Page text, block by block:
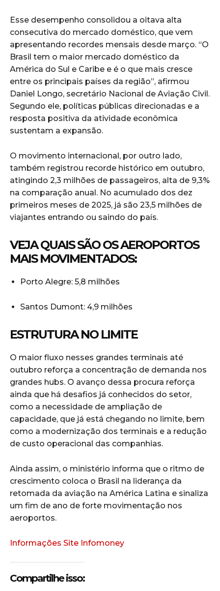
Esse desempenho consolidou a oitava alta
consecutiva do mercado doméstico, que vem
apresentando recordes mensais desde março. “O
Brasil tem o maior mercado doméstico da
América do Sul e Caribe e é o que mais cresce
entre os principais países da região”, afirmou
Daniel Longo, secretário Nacional de Aviação Civil.
Segundo ele, políticas públicas direcionadas e a
resposta positiva da atividade econômica
sustentam a expansão.
O movimento internacional, por outro lado,
também registrou recorde histórico em outubro,
atingindo 2,3 milhões de passageiros, alta de 9,3%
na comparação anual. No acumulado dos dez
primeiros meses de 2025, já são 23,5 milhões de
viajantes entrando ou saindo do país.
VEJA QUAIS SÃO OS AEROPORTOS
MAIS MOVIMENTADOS:
Porto Alegre: 5,8 milhões
Santos Dumont: 4,9 milhões
ESTRUTURA NO LIMITE
O maior fluxo nesses grandes terminais até
outubro reforça a concentração de demanda nos
grandes hubs. O avanço dessa procura reforça
ainda que há desafios já conhecidos do setor,
como a necessidade de ampliação de
capacidade, que já está chegando no limite, bem
como a modernização dos terminais e a redução
de custo operacional das companhias.
Ainda assim, o ministério informa que o ritmo de
crescimento coloca o Brasil na liderança da
retomada da aviação na América Latina e sinaliza
um fim de ano de forte movimentação nos
aeroportos.
Informações Site Infomoney
Compartilhe isso: